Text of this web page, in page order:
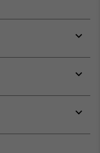
or
or
or